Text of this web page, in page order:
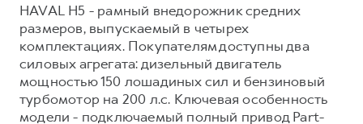
HAVAL H5 - рамный внедорожник средних
размеров, выпускаемый в четырех
комплектациях. Покупателям доступны два
силовых агрегата: дизельный двигатель
мощностью 150 лошадиных сил и бензиновый
турбомотор на 200 л.с. Ключевая особенность
модели - подключаемый полный привод Part-